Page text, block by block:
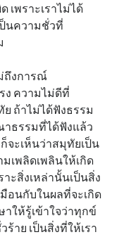
เพราะเราไม่ได้
นความชั่วที่
ถึงการณ์
ง ความไม่ดีที่
ถ้าไม่ได้ฟังธรรม
าธรรมที่ได้ฟังแล้ว
จะเห็นว่าสมุทัยเป็น
มเพลิดเพลินให้เกิด
ะสิ่งเหล่านั้นเป็นสิ่ง
อนกับในผลที่จะเกิด
าให้รู้เข้าใจว่าทุกข์
าย เป็นสิ่งที่ให้เรา